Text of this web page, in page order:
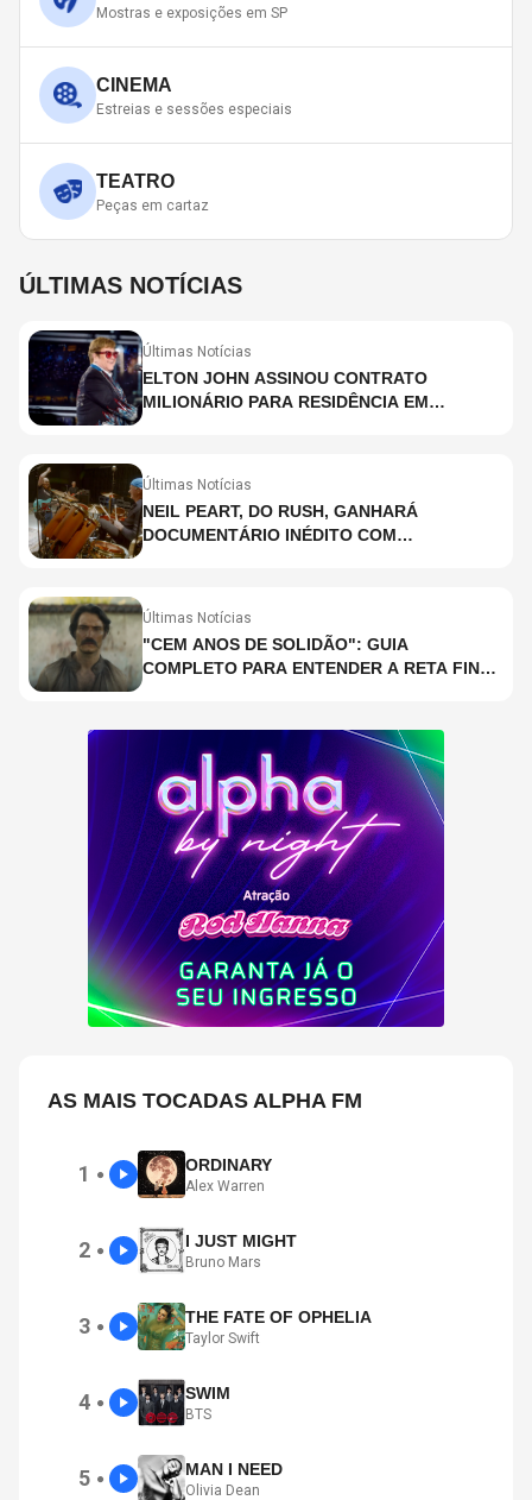
Mostras e exposições em SP
CINEMA
Estreias e sessões especiais
TEATRO
Peças em cartaz
ÚLTIMAS NOTÍCIAS
Últimas Notícias
ELTON JOHN ASSINOU CONTRATO
MILIONÁRIO PARA RESIDÊNCIA EM
Últimas Notícias
NEIL PEART, DO RUSH, GANHARÁ
DOCUMENTÁRIO INÉDITO COM
Últimas Notícias
"CEM ANOS DE SOLIDÃO": GUIA
COMPLETO PARA ENTENDER A RETA FINAL
AS MAIS TOCADAS ALPHA FM
1 ● ORDINARY
Alex Warren
2 ● I JUST MIGHT
Bruno Mars
3 ● THE FATE OF OPHELIA
Taylor Swift
4 ● SWIM
BTS
5 ● MAN I NEED
Olivia Dean